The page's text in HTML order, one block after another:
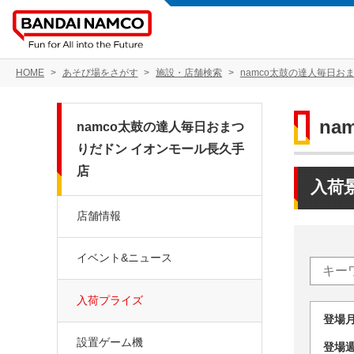
HOME あそび場をさがす 施設・店舗検索 namco太鼓の達人毎日お
入荷
登
登
namco太鼓の達人毎日おまつ
りだドン イオンモール長久手
店
店舗情報
イベント&ニュース
入荷プライズ
設置ゲーム機